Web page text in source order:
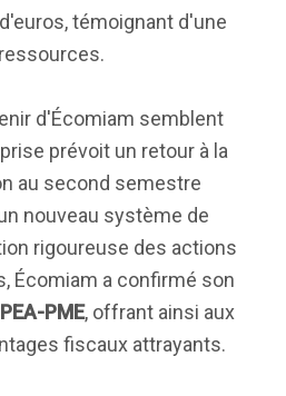
témoignant d'une
d'Écomiam semblent
prévoit un retour à la
au second semestre
nouveau système de
rigoureuse des actions
Écomiam a confirmé son
PEA-PME, offrant ainsi aux
fiscaux attrayants.